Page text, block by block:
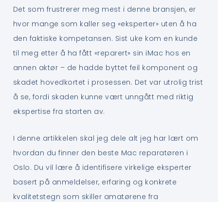
Det som frustrerer meg mest i denne bransjen, er
hvor mange som kaller seg «eksperter» uten å ha
den faktiske kompetansen. Sist uke kom en kunde
til meg etter å ha fått «reparert» sin iMac hos en
annen aktør – de hadde byttet feil komponent og
skadet hovedkortet i prosessen. Det var utrolig trist
å se, fordi skaden kunne vært unngått med riktig
ekspertise fra starten av.
I denne artikkelen skal jeg dele alt jeg har lært om
hvordan du finner den beste Mac reparatøren i
Oslo. Du vil lære å identifisere virkelige eksperter
basert på anmeldelser, erfaring og konkrete
kvalitetstegn som skiller amatørene fra